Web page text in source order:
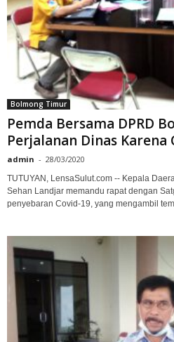
Bolmong Timur
Pemda Bersama DPRD
Perjalanan Dinas Karena
admin - 28/03/2020
TUTUYAN, LensaSulut.com -- Kepala
Sehan Landjar memandu rapat dengan
penyebaran Covid-19, yang mengambil